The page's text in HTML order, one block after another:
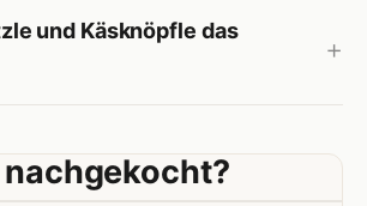
und Käsknöpfle das
nachgekocht?